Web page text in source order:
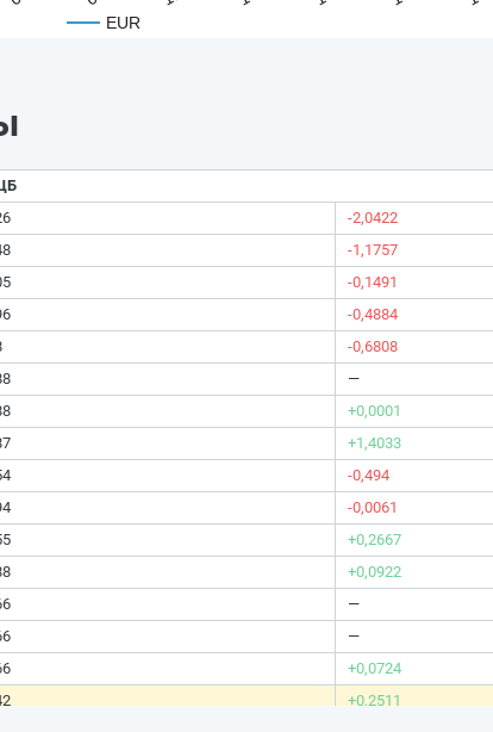
EUR
-2,0422
-1,1757
-0,1491
-0,4884
-0,6808
—
+0,0001
+1,4033
-0,494
-0,0061
+0,2667
+0,0922
—
—
+0,0724
+0,2511